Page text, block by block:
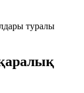
туралы